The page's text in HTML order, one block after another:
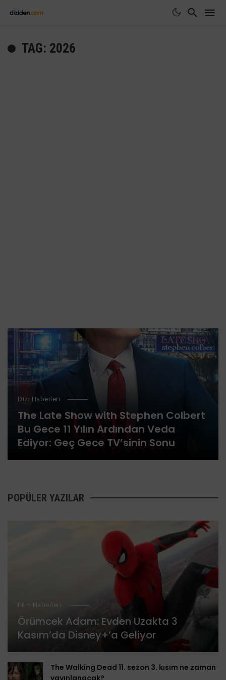
TAG: 2026
Dizi Haberleri
The Late Show with Stephen Colbert
Bu Gece 11 Yılın Ardından Veda
Ediyor: Geç Gece TV’sinin Sonu
POPÜLER YAZILAR
Film Haberleri
Örümcek Adam: Evden Uzakta 3
Kasım’da Disney+’a Geliyor
The Walking Dead 11. sezon 3. kısım ne zaman
yayınlanacak?